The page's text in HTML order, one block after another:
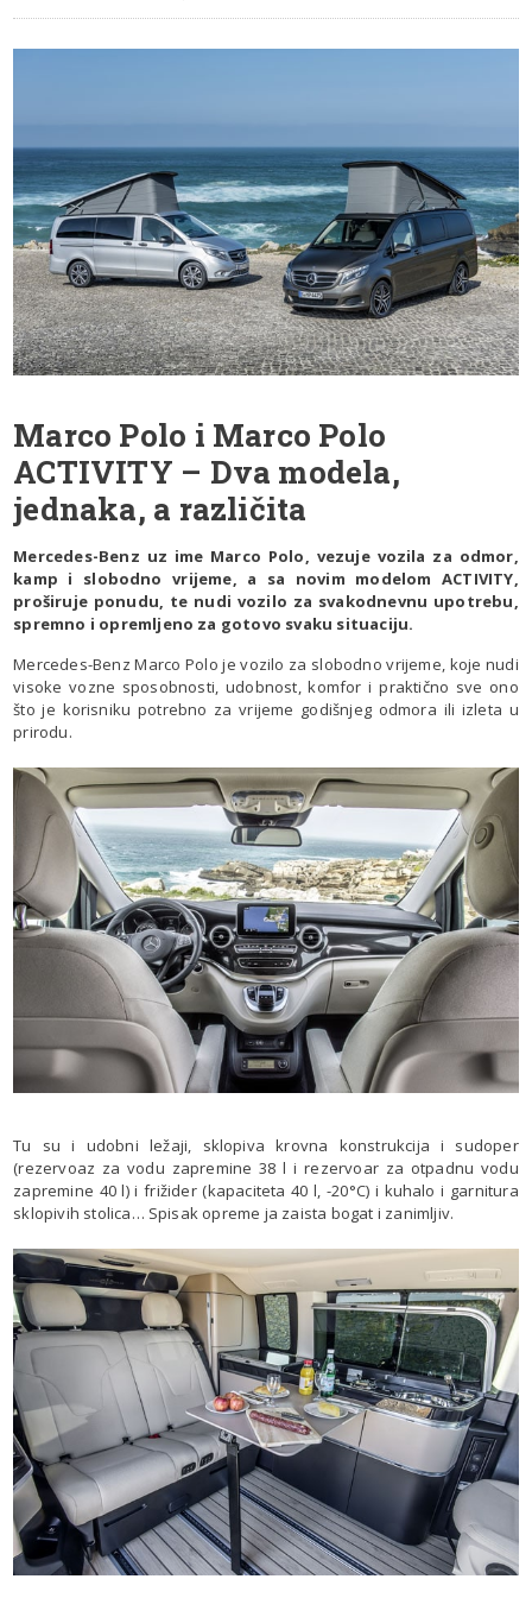
Marco Polo i Marco Polo
ACTIVITY – Dva modela,
jednaka, a različita
Mercedes-Benz uz ime Marco Polo, vezuje vozila za odmor,
kamp i slobodno vrijeme, a sa novim modelom ACTIVITY,
proširuje ponudu, te nudi vozilo za svakodnevnu upotrebu,
spremno i opremljeno za gotovo svaku situaciju.
Mercedes-Benz Marco Polo je vozilo za slobodno vrijeme, koje nudi
visoke vozne sposobnosti, udobnost, komfor i praktično sve ono
što je korisniku potrebno za vrijeme godišnjeg odmora ili izleta u
prirodu.
Tu su i udobni ležaji, sklopiva krovna konstrukcija i sudoper
(rezervoaz za vodu zapremine 38 l i rezervoar za otpadnu vodu
zapremine 40 l) i frižider (kapaciteta 40 l, -20°C) i kuhalo i garnitura
sklopivih stolica… Spisak opreme ja zaista bogat i zanimljiv.